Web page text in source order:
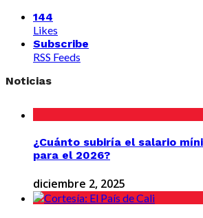
144
Likes
Subscribe
RSS Feeds
Noticias
¿Cuánto subiría el salario
para el 2026?
diciembre 2, 2025